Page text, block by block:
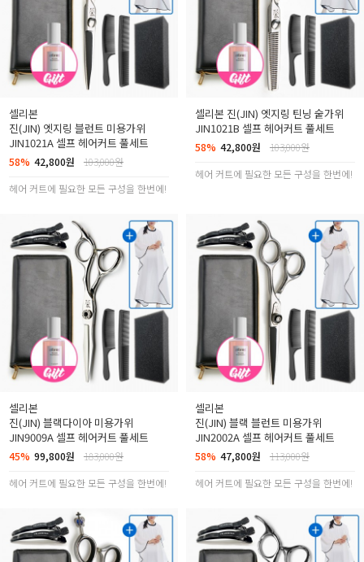
셀리본
진(JIN) 엣지링 블런트 미용가위
JIN1021A 셀프 헤어커트 풀세트
58% 42,800원
103,000원
헤어 커트에 필요한 모든 구성을 한번에!
셀리본 진(JIN) 엣지링 틴닝 숱가위
JIN1021B 셀프 헤어커트 풀세트
58% 42,800원
103,000원
헤어 커트에 필요한 모든 구성을 한번에!
셀리본
진(JIN) 블랙다이아 미용가위
JIN9009A 셀프 헤어커트 풀세트
45% 99,800원
183,000원
헤어 커트에 필요한 모든 구성을 한번에!
셀리본
진(JIN) 블랙 블런트 미용가위
JIN2002A 셀프 헤어커트 풀세트
58% 47,800원
113,000원
헤어 커트에 필요한 모든 구성을 한번에!